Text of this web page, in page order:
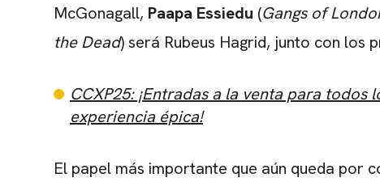
McGonagall, Paapa Essiedu (Gangs of
the Dead) será Rubeus Hagrid, junto con los
CCXP25: ¡Entradas a la venta para todos
experiencia épica!
El papel más importante que aún queda por